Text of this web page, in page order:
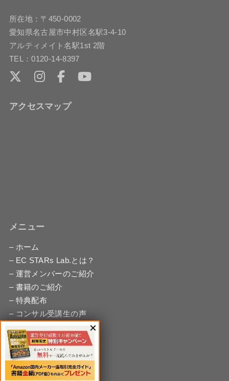
所在地：〒450-0002
愛知県名古屋市中村区名駅3-4-10
アルティメイト名駅1st 2階
TEL：0120-14-8397
アクセスマップ
メニュー
– ホーム
– EC STARs Lab.とは？
– 運営メンバーのご紹介
– 書籍のご紹介
– 特典配布
– コンサル受講生の声
– 無料相談
– お問い合わせ
– サイトマップ